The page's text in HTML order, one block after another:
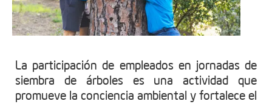
La participación de empleados en jornadas de
siembra de árboles es una actividad que
promueve la conciencia ambiental y fortalece el